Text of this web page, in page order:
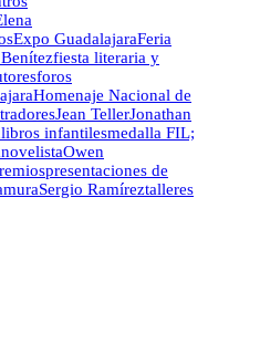
Expo GuadalajaraFeria
fiesta literaria y
foros
Homenaje Nacional de
Jean TellerJonathan
libros infantilesmedalla FIL;
novelistaOwen
presentaciones de
Sergio Ramíreztalleres